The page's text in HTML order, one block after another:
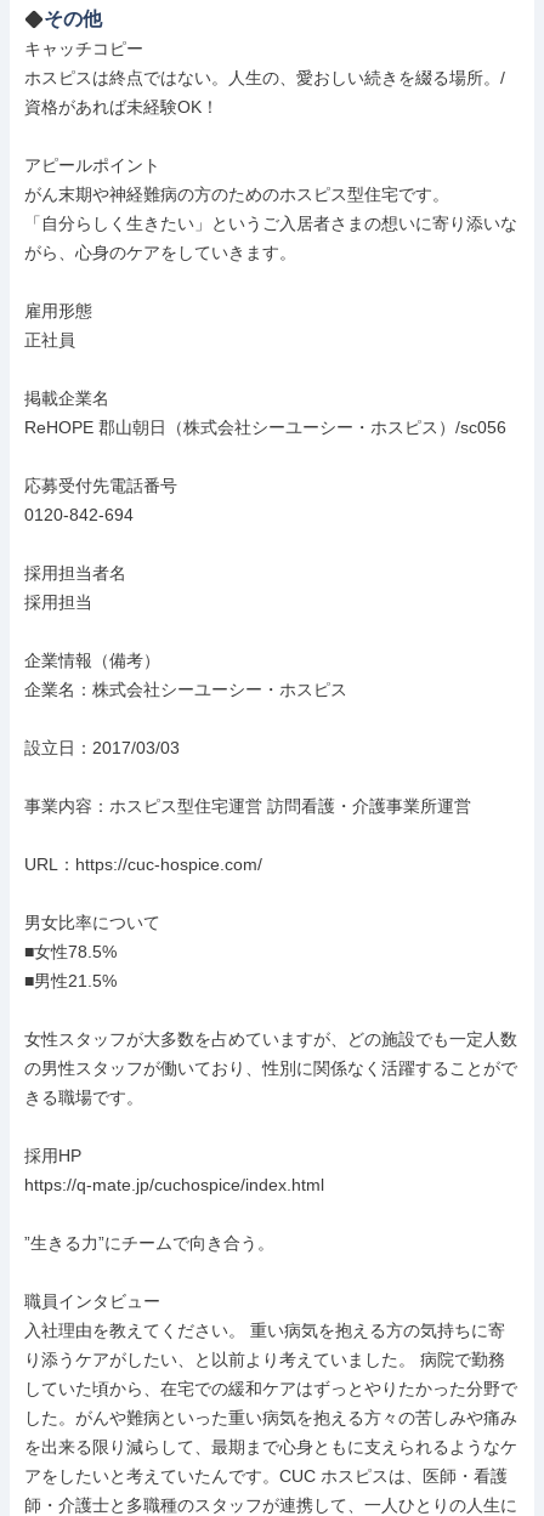
その他
キャッチコピー
ホスピスは終点ではない。人生の、愛おしい続きを綴る場所。/
資格があれば未経験OK！
アピールポイント
がん末期や神経難病の方のためのホスピス型住宅です。
「自分らしく生きたい」というご入居者さまの想いに寄り添いな
がら、心身のケアをしていきます。
雇用形態
正社員
掲載企業名
ReHOPE 郡山朝日（株式会社シーユーシー・ホスピス）/sc056
応募受付先電話番号
0120-842-694
採用担当者名
採用担当
企業情報（備考）
企業名：株式会社シーユーシー・ホスピス
設立日：2017/03/03
事業内容：ホスピス型住宅運営 訪問看護・介護事業所運営
URL：https://cuc-hospice.com/
男女比率について
■女性78.5%
■男性21.5%
女性スタッフが大多数を占めていますが、どの施設でも一定人数
の男性スタッフが働いており、性別に関係なく活躍することがで
きる職場です。
採用HP
https://q-mate.jp/cuchospice/index.html
”生きる力”にチームで向き合う。
職員インタビュー
入社理由を教えてください。 重い病気を抱える方の気持ちに寄
り添うケアがしたい、と以前より考えていました。 病院で勤務
していた頃から、在宅での緩和ケアはずっとやりたかった分野で
した。がんや難病といった重い病気を抱える方々の苦しみや痛み
を出来る限り減らして、最期まで心身ともに支えられるようなケ
アをしたいと考えていたんです。CUC ホスピスは、医師・看護
師・介護士と多職種のスタッフが連携して、一人ひとりの人生に